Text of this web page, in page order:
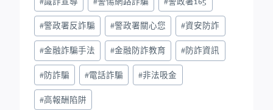
#警政署反詐騙 #警政署關心您 #資安防詐
#金融詐騙手法 #金融防詐教育 #防詐資訊
#防詐騙 #電話詐騙 #非法吸金
#高報酬陷阱